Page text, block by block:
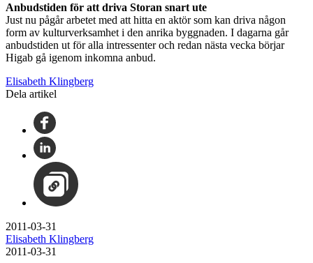
Anbudstiden för att driva Storan snart ute
Just nu pågår arbetet med att hitta en aktör som kan driva någon
form av kulturverksamhet i den anrika byggnaden. I dagarna går
anbudstiden ut för alla intressenter och redan nästa vecka börjar
Higab gå igenom inkomna anbud.
Elisabeth Klingberg
Dela artikel
2011-03-31
Elisabeth Klingberg
2011-03-31